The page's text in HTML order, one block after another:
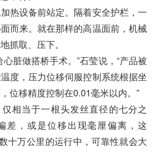
热设备前站定。隔着安全护栏，一
而来。就在那样的高温面前，机械
抓取、压下。
心脏做搭桥手术。”石莹说，“产品被
度，压力位移伺服控制系统根据坐
位移精度控制在0.01毫米以内。”
相当于一根头发丝直径的七分之
差，或是位移出现毫厘偏离，这
十万公里的运行中，可靠性就会大